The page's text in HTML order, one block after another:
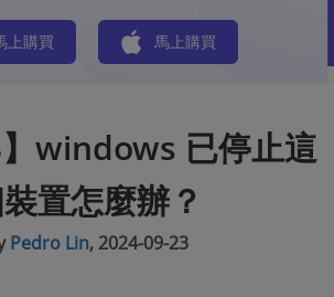
上購買 馬上購買
】windows 已停止這
置怎麼辦？
Pedro Lin, 2024-09-23